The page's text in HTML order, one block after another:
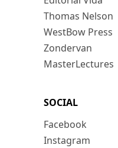
Thomas Nelson
WestBow Press
Zondervan
MasterLectures
SOCIAL
Facebook
Instagram